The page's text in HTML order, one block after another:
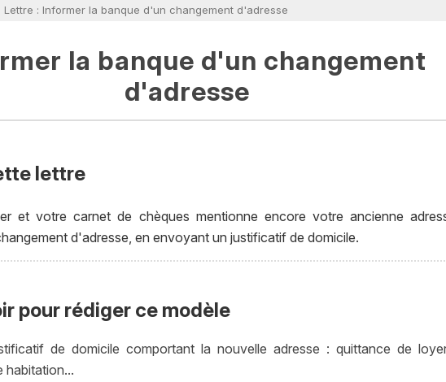
Lettre : Informer la banque d'un changement d'adresse
la banque d'un changement
d'adresse
lettre
et votre carnet de chèques mentionne encore votre ancienne
d'adresse, en envoyant un justificatif de domicile.
pour rédiger ce modèle
de domicile comportant la nouvelle adresse : quittance de
habitation...